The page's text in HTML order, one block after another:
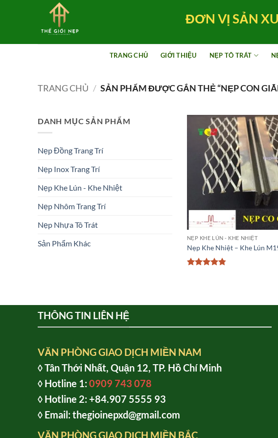
dung
ĐƠN VỊ SẢN
TRANG CHỦ GIỚI THIỆU NẸP TÔ TRÁT
TRANG CHỦ / SẢN PHẨM ĐƯỢC GẮN THẺ “NẸP CON
DANH MỤC SẢN PHẨM
Nẹp Đồng Trang Trí
Nẹp Inox Trang Trí
Nẹp Khe Lún - Khe Nhiệt
Nẹp Nhôm Trang Trí
Nẹp Nhựa Tô Trát
Sản Phẩm Khác
NẸP KHE LÚN - KHE NHIỆT
Nẹp Khe Nhiệt – Khe Lún
THÔNG TIN LIÊN HỆ
VĂN PHÒNG GIAO DỊCH MIỀN NAM
◊ Tân Thới Nhất, Quận 12, TP. Hồ Chí Minh
◊ Hotline 1: 0909 743 078
◊ Hotline 2: +84.907 5555 93
◊ Email: thegioinepxd@gmail.com
VĂN PHÒNG GIAO DỊCH MIỀN BẮC